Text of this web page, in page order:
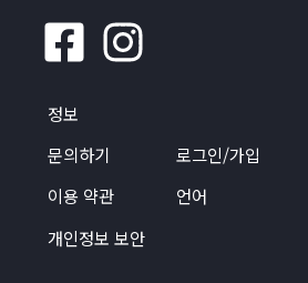
정보
문의하기
이용 약관
개인정보 보안
로그인/가입
언어